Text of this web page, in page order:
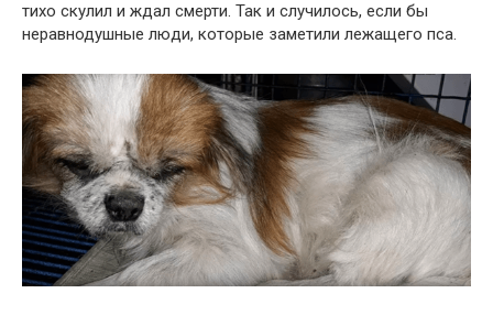
тихо скулил и ждал смерти. Так и случилось, если бы
неравнодушные люди, которые заметили лежащего пса.